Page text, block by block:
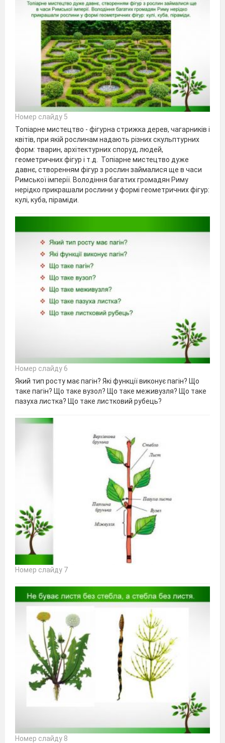
Номер слайду 5
Топіарне мистецтво - фігурна стрижка дерев, чагарників і
квітів, при якій рослинам надають різних скульптурних
форм: тварин, архітектурних споруд, людей,
геометричних фігур і т.д. Топіарне мистецтво дуже
давнє, створенням фігур з рослин займалися ще в часи
Римської імперії. Володіння багатих громадян Риму
нерідко прикрашали рослини у формі геометричних фігур:
кулі, куба, піраміди.
Номер слайду 6
Який тип росту має пагін? Які функції виконує пагін? Що
таке пагін? Що таке вузол? Що таке меживузля? Що таке
пазуха листка? Що таке листковий рубець?
Номер слайду 7
Номер слайду 8